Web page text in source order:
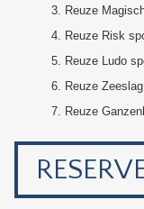
Reuze
Reuze Risk
Reuze Ludo
Reuze
Reuze